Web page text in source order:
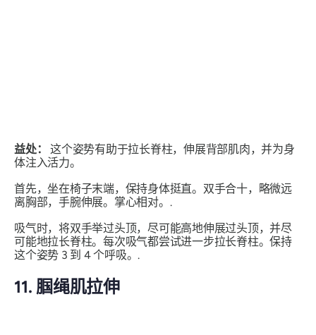
益处：
这个姿势有助于拉长脊柱，伸展背部肌肉，并为身
体注入活力。
首先，坐在椅子末端，保持身体挺直。双手合十，略微远
离胸部，手腕伸展。掌心相对。.
吸气时，将双手举过头顶，尽可能高地伸展过头顶，并尽
可能地拉长脊柱。每次吸气都尝试进一步拉长脊柱。保持
这个姿势 3 到 4 个呼吸。.
11. 腘绳肌拉伸